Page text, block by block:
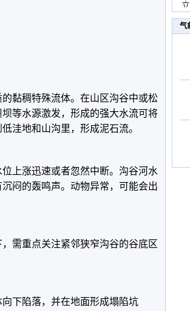
黏稠特殊流体。在山区沟谷中或松
等水源激发，形成的强大水流可将
洼地和山沟里，形成泥石流。
上涨迅速或者忽然中断。沟谷河水
闷的轰鸣声。动物异常，可能会出
需重点关注紧邻狭窄沟谷的谷底区
下陷落，并在地面形成塌陷坑
气